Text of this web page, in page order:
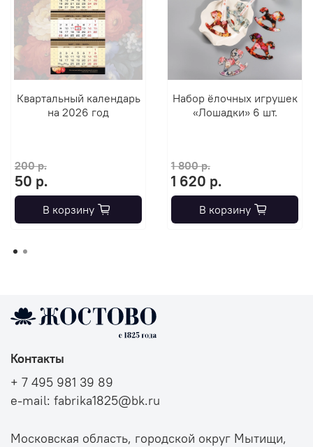
Квартальный календарь
на 2026 год
200 р.
50 р.
В корзину
Набор ёлочных игрушек
«Лошадки» 6 шт.
1 800 р.
1 620 р.
В корзину
Контакты
+ 7 495 981 39 89
e-mail: fabrika1825@bk.ru
Московская область, городской округ Мытищи,